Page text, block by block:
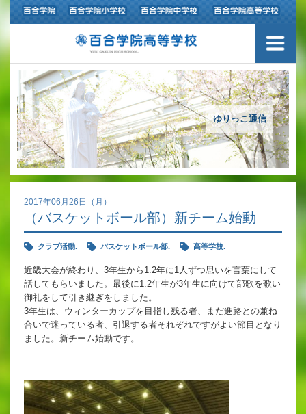
ゆりっこ通信
2017年06月26日（月）
（バスケットボール部）新チーム始動
クラブ活動. バスケットボール部. 高等学校.
近畿大会が終わり、3年生から1.2年に1人ずつ思いを言葉にして
話してもらいました。最後に1.2年生が3年生に向けて部歌を歌い
御礼をして引き継ぎをしました。
3年生は、ウィンターカップを目指し残る者、まだ進路との兼ね
合いで迷っている者、引退する者それぞれですがよい節目となり
ました。新チーム始動です。
学校紹介
アクセスマップ
沿革
アカデミックリサーチコース
充実のフォローアップ体制
英語教育
施設紹介